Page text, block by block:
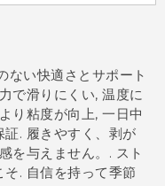
ない快適さとサポート
で滑りにくい, 温度に
り粘度が向上, 一日中
. 履きやすく、剥が
を与えません。. スト
. 自信を持って季節